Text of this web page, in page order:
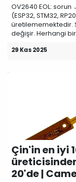
OV2640 EOL:
(ESP32, STM32,
üretilememektedir.
değişir. Herhangi
29 Kas 2025
Çin'in en iyi
20'de |